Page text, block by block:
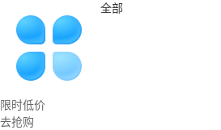
全部
限时低价
去抢购